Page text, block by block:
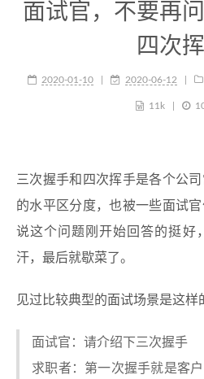
面试官，不要再
四次
2020-01-10 2020-06-12
11k
三次握手和四次挥手是各个公
的水平区分度，也被一些面试
说这个问题刚开始回答的挺好
汗，最后就歇菜了。
见过比较典型的面试场景是这样
面试官：请介绍下三次握手
求职者：第一次握手就是客